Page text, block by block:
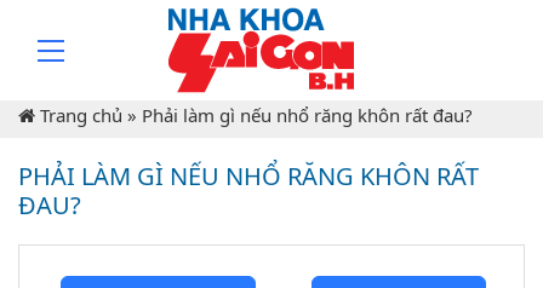
Trang chủ » Phải làm gì nếu nhổ răng khôn rất đau?
PHẢI LÀM GÌ NẾU NHỔ RĂNG KHÔN RẤT
ĐAU?